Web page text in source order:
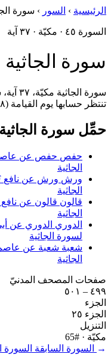
الرئيسية › السور › سورة
السورة ٤٥ · مكيّة · ٣٧ آية
سورة الجاثية
سورة
تنتظر حسابها يوم القيامة (٢٨).
حمِّل سورة
حفص حفص عن
الجاثية
ورش ورش عن نافع
الجاثية
قالون قالون عن نافع
الجاثية
الدوري الدوري عن
لسورة الجاثية
شعبة شعبة عن
الجاثية
صفحات المصحف المدنيّ
٤٩٩ – ٥٠١
الجزء
الجزء ٢٥
التنزيل
مكيّة · #65
←
السورة السابقة السورة